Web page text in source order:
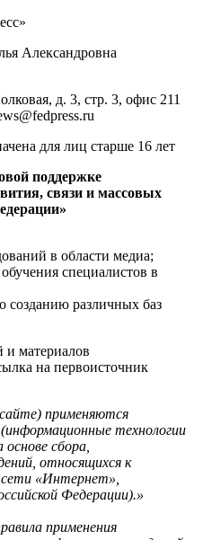
Александровна
д. 3, стр. 3, офис 211
для лиц старше 16 лет
поддержке
связи и массовых
в области медиа;
специалистов в
созданию различных баз
материалов
на первоисточник
применяются
технологии
сбора,
относящихся к
сети «Интернет»,
Федерации).»
применения